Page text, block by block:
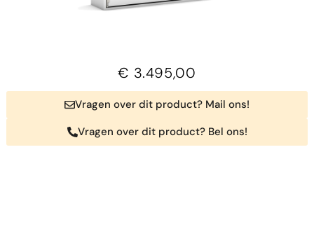
€ 3.495,00
Vragen over dit product? Mail ons!
Vragen over dit product? Bel ons!